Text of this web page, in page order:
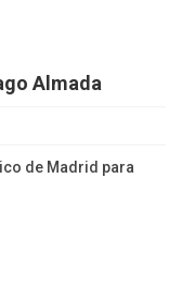
Almada
de Madrid para